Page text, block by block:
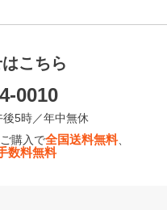
こちら
0010
5時／年中無休
購入で全国送料無料、
数料無料